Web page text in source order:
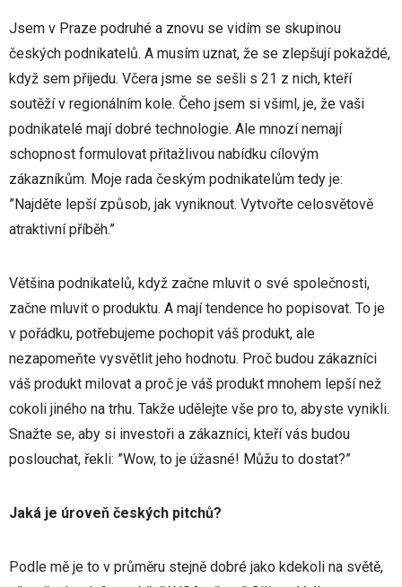
Jsem v Praze podruhé a znovu se vidím se skupinou
českých podnikatelů. A musím uznat, že se zlepšují pokaždé,
když sem přijedu. Včera jsme se sešli s 21 z nich, kteří
soutěží v regionálním kole. Čeho jsem si všiml, je, že vaši
podnikatelé mají dobré technologie. Ale mnozí nemají
schopnost formulovat přitažlivou nabídku cílovým
zákazníkům. Moje rada českým podnikatelům tedy je:
”Najděte lepší způsob, jak vyniknout. Vytvořte celosvětově
atraktivní příběh.”
Většina podnikatelů, když začne mluvit o své společnosti,
začne mluvit o produktu. A mají tendence ho popisovat. To je
v pořádku, potřebujeme pochopit váš produkt, ale
nezapomeňte vysvětlit jeho hodnotu. Proč budou zákazníci
váš produkt milovat a proč je váš produkt mnohem lepší než
cokoli jiného na trhu. Takže udělejte vše pro to, abyste vynikli.
Snažte se, aby si investoři a zákazníci, kteří vás budou
poslouchat, řekli: ”Wow, to je úžasné! Můžu to dostat?”
Jaká je úroveň českých pitchů?
Podle mě je to v průměru stejně dobré jako kdekoli na světě,